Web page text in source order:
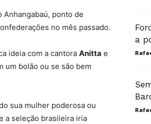
Anhangabaú, ponto de
no mês passado.
ideia com a cantora Anitta e
um bolão ou se são bem
sua mulher poderosa ou
a seleção brasileira iria
a